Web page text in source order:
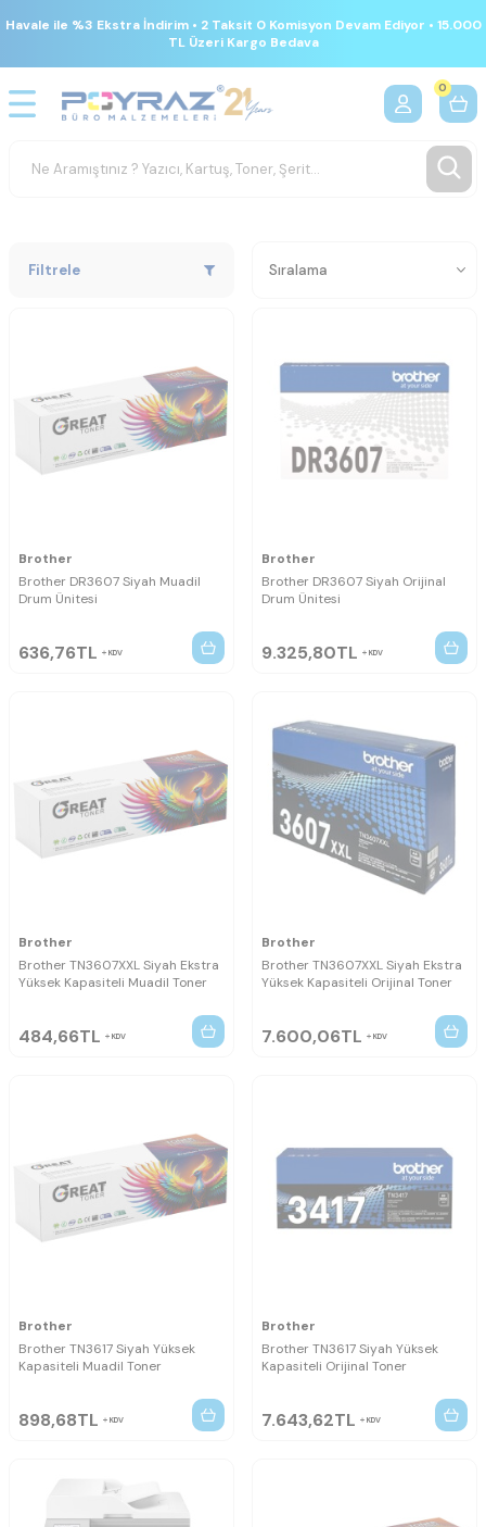
Havale ile %3 Ekstra İndirim • 2 Taksit 0 Komisyon Devam Ediyor • 15.000
TL Üzeri Kargo Bedava
0
Filtrele
Brother
Brother DR3607 Siyah Muadil
Drum Ünitesi
636,76TL KDV
Brother
Brother DR3607 Siyah Orijinal
Drum Ünitesi
9.325,80TL KDV
Brother
Brother TN3607XXL Siyah Ekstra
Yüksek Kapasiteli Muadil Toner
484,66TL KDV
Brother
Brother TN3607XXL Siyah Ekstra
Yüksek Kapasiteli Orijinal Toner
7.600,06TL KDV
Brother
Brother TN3617 Siyah Yüksek
Kapasiteli Muadil Toner
898,68TL KDV
Brother
Brother TN3617 Siyah Yüksek
Kapasiteli Orijinal Toner
7.643,62TL KDV